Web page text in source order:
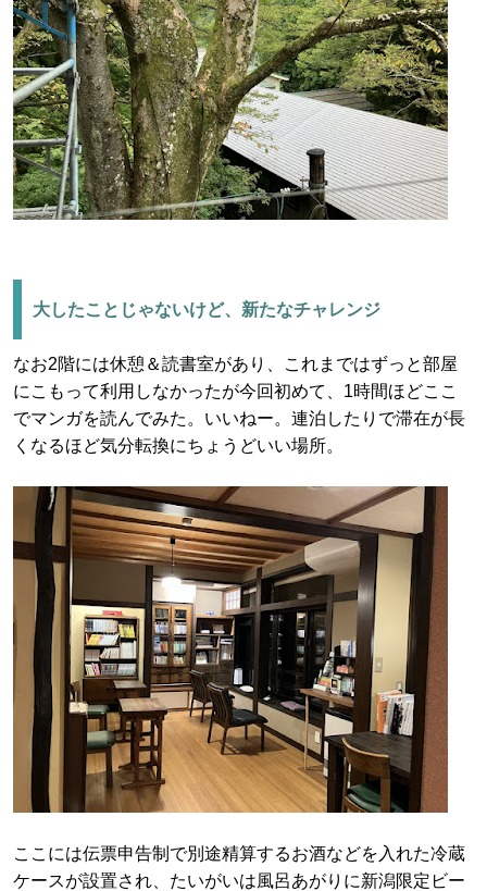
大したことじゃないけど、新たなチャレンジ
なお2階には休憩＆読書室があり、これまではずっと部屋
にこもって利用しなかったが今回初めて、1時間ほどここ
でマンガを読んでみた。いいねー。連泊したりで滞在が長
くなるほど気分転換にちょうどいい場所。
ここには伝票申告制で別途精算するお酒などを入れた冷蔵
ケースが設置され、たいがいは風呂あがりに新潟限定ビー